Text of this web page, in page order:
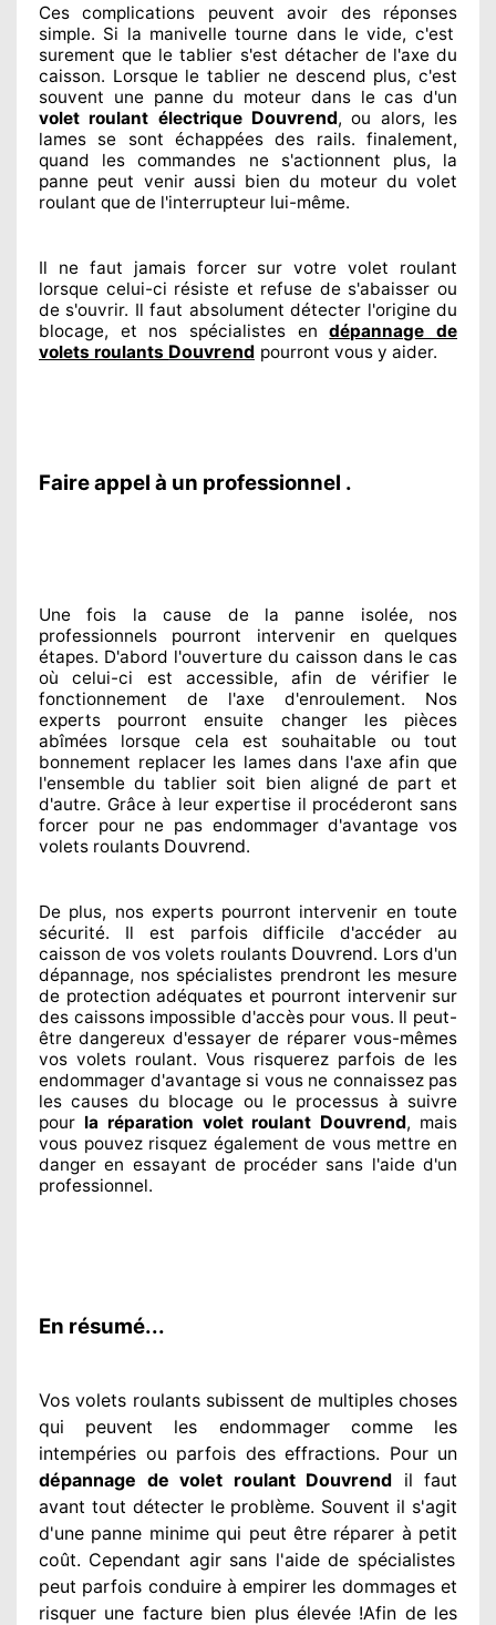
Ces complications peuvent avoir des réponses
simple. Si la manivelle tourne dans le vide, c'est
surement que le tablier s'est détacherde l'axe du
caisson. Lorsque le tablier ne descend plus, c'est
souvent une panne du moteur dans le cas d'un
volet roulant électrique Douvrend, ou alors, les
lames se sont échappées des rails. finalement,
quand les commandes ne s'actionnent plus, la
panne peut venir aussi bien du moteur du volet
roulant que de l'interrupteur lui-même.
Il ne faut jamais forcer sur votre volet roulant
lorsque celui-ci résiste et refuse de s'abaisser ou
de s'ouvrir. Il faut absolument détecter l'originedu
blocage, et nos spécialistes endépannage de
volets roulants Douvrend pourront vous y aider.
Faire appel à un professionnel .
Une fois la cause de la panne isolée, nos
professionnels pourront intervenir en quelques
étapes. D'abord l'ouverture du caisson dans le cas
où celui-ci est accessible, afin de vérifier le
fonctionnement de l'axe d'enroulement. Nos
experts pourront ensuite changerles pièces
abîmées lorsque cela est souhaitable ou tout
bonnement replacerles lames dans l'axe afin que
l'ensemble du tablier soit bien aligné de part et
d'autre. Grâce à leur expertise il procéderont sans
forcer pourne pas endommagerd'avantage vos
volets roulants Douvrend.
De plus, nos expertspourront intervenir en toute
sécurité. Il est parfois difficile d'accéder au
caisson de vos volets roulants Douvrend. Lors d'un
dépannage, nos spécialistes prendront les mesure
de protection adéquates et pourront intervenir sur
des caissons impossible d'accès pour vous. Il peut-
être dangereux d'essayer de réparervous-mêmes
vos volets roulant. Vous risquerez parfois de les
endommager d'avantage si vous ne connaissezpas
les causes du blocage ou le processus à suivre
pour la réparation volet roulant Douvrend, mais
vous pouvez risquez également de vous mettre en
danger en essayant de procéder sans l'aide d'un
professionnel.
En résumé...
Vos volets roulants subissent de multipleschoses
qui peuvent les endommagercomme les
intempéries ou parfois des effractions. Pour un
dépannage de volet roulant Douvrend il faut
avant tout détecterle problème. Souvent il s'agit
d'une panne minime qui peut être réparer à petit
coût. Cependant agirsans l'aide de spécialistes
peut parfois conduire à empirer les dommageset
risquer une facture bien plus élevée!Afin de les